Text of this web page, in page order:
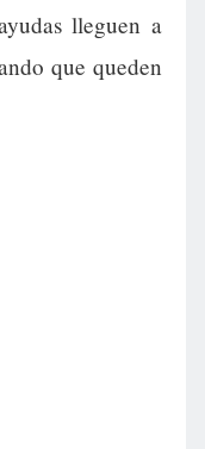
lleguen a
que queden